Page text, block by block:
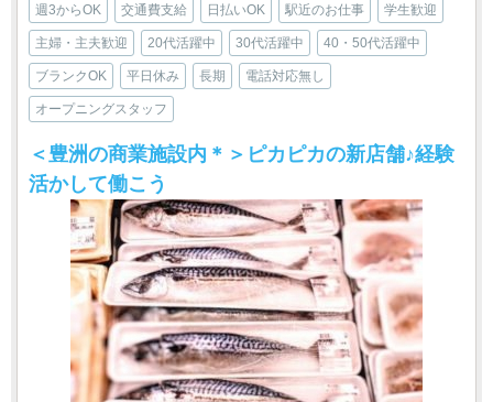
週3からOK 交通費支給 日払いOK 駅近のお仕事 学生歓迎
主婦・主夫歓迎 20代活躍中 30代活躍中 40・50代活躍中
ブランクOK 平日休み 長期 電話対応無し
オープニングスタッフ
＜豊洲の商業施設内＊＞ピカピカの新店舗♪経験
活かして働こう